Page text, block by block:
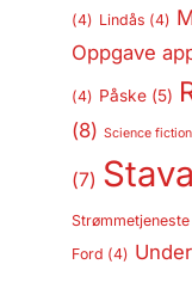
(4) Lindås (4)
Oppgave
(4) Påske(5)
(8) Science fiction
(7)
Strømmetjeneste
Ford (4)